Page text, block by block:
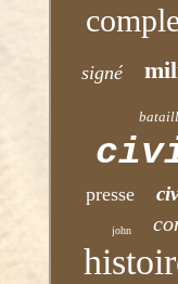
signé
presse
john